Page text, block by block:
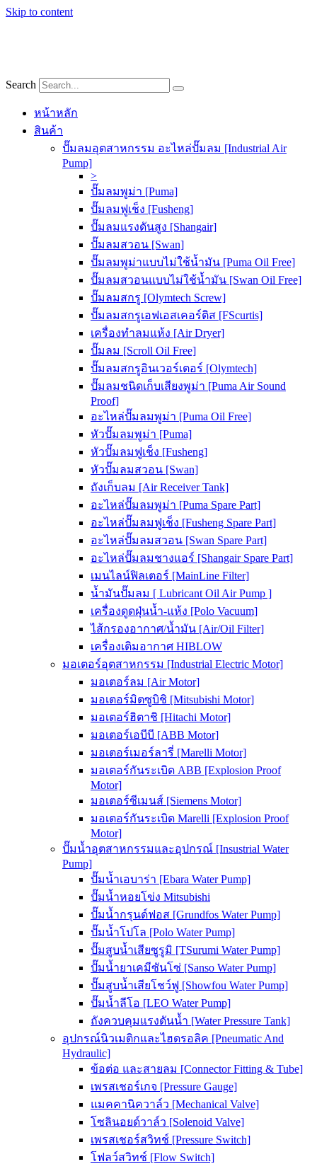
Skip to content
Search
หน้าหลัก
สินค้า
ปั๊มลมอุตสาหกรรม อะไหล่ปั๊มลม [Industrial Air
Pump]
>
ปั๊มลมพูม่า [Puma]
ปั๊มลมฟูเช็ง [Fusheng]
ปั๊มลมแรงดันสูง [Shangair]
ปั๊มลมสวอน [Swan]
ปั๊มลมพูม่าแบบไม่ใช้น้ำมัน [Puma Oil Free]
ปั๊มลมสวอนแบบไม่ใช้น้ำมัน [Swan Oil Free]
ปั๊มลมสกรู [Olymtech Screw]
ปั๊มลมสกรูเอฟเอสเคอร์ติส [FScurtis]
เครื่องทำลมแห้ง [Air Dryer]
ปั๊มลม [Scroll Oil Free]
ปั๊มลมสกรูอินเวอร์เตอร์ [Olymtech]
ปั๊มลมชนิดเก็บเสียงพูม่า [Puma Air Sound
Proof]
อะไหล่ปั๊มลมพูม่า [Puma Oil Free]
หัวปั๊มลมพูม่า [Puma]
หัวปั๊มลมฟูเช็ง [Fusheng]
หัวปั๊มลมสวอน [Swan]
ถังเก็บลม [Air Receiver Tank]
อะไหล่ปั๊มลมพูม่า [Puma Spare Part]
อะไหล่ปั๊มลมฟูเช็ง [Fusheng Spare Part]
อะไหล่ปั๊มลมสวอน [Swan Spare Part]
อะไหล่ปั๊มลมชางแอร์ [Shangair Spare Part]
เมนไลน์ฟิลเตอร์ [MainLine Filter]
น้ำมันปั๊มลม [ Lubricant Oil Air Pump ]
เครื่องดูดฝุ่นน้ำ-แห้ง [Polo Vacuum]
ไส้กรองอากาศ/น้ำมัน [Air/Oil Filter]
เครื่องเติมอากาศ HIBLOW
มอเตอร์อุตสาหกรรม [Industrial Electric Motor]
มอเตอร์ลม [Air Motor]
มอเตอร์มิตซูบิชิ [Mitsubishi Motor]
มอเตอร์ฮิตาชิ [Hitachi Motor]
มอเตอร์เอบีบี [ABB Motor]
มอเตอร์เมอร์ลารี่ [Marelli Motor]
มอเตอร์กันระเบิด ABB [Explosion Proof
Motor]
มอเตอร์ซีเมนส์ [Siemens Motor]
มอเตอร์กันระเบิด Marelli [Explosion Proof
Motor]
ปั๊มน้ำอุตสาหกรรมและอุปกรณ์ [Insustrial Water
Pump]
ปั๊มน้ำเอบาร่า [Ebara Water Pump]
ปั๊มน้ำหอยโข่ง Mitsubishi
ปั๊มน้ำกรุนด์ฟอส [Grundfos Water Pump]
ปั๊มน้ำโปโล [Polo Water Pump]
ปั๊มสูบน้ำเสียซูรูมิ [TSurumi Water Pump]
ปั๊มน้ำยาเคมีซันโซ่ [Sanso Water Pump]
ปั๊มสูบน้ำเสียโชว์ฟู [Showfou Water Pump]
ปั๊มน้ำลีโอ [LEO Water Pump]
ถังควบคุมแรงดันน้ำ [Water Pressure Tank]
อุปกรณ์นิวเมติกและไฮดรอลิค [Pneumatic And
Hydraulic]
ข้อต่อ และสายลม [Connector Fitting & Tube]
เพรสเชอร์เกจ [Pressure Gauge]
แมคคานิควาล์ว [Mechanical Valve]
โซลินอยด์วาล์ว [Solenoid Valve]
เพรสเชอร์สวิทช์ [Pressure Switch]
โฟลว์สวิทช์ [Flow Switch]